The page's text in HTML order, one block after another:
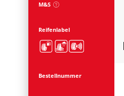
M&S
Reifenlabel
Bestellnummer